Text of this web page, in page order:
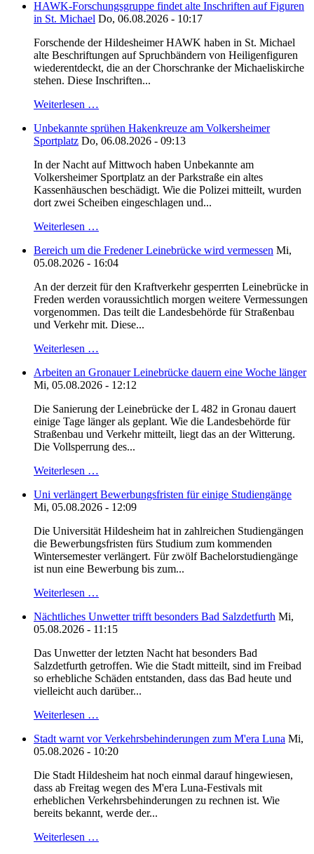
HAWK-Forschungsgruppe findet alte Inschriften auf Figuren
in St. Michael Do, 06.08.2026 - 10:17
Forschende der Hildesheimer HAWK haben in St. Michael
alte Beschriftungen auf Spruchbändern von Heiligenfiguren
wiederentdeckt, die an der Chorschranke der Michaeliskirche
stehen. Diese Inschriften...
Weiterlesen …
Unbekannte sprühen Hakenkreuze am Volkersheimer
Sportplatz Do, 06.08.2026 - 09:13
In der Nacht auf Mittwoch haben Unbekannte am
Volkersheimer Sportplatz an der Parkstraße ein altes
Kassenhäuschen beschädigt. Wie die Polizei mitteilt, wurden
dort zwei Scheiben eingeschlagen und...
Weiterlesen …
Bereich um die Fredener Leinebrücke wird vermessen Mi,
05.08.2026 - 16:04
An der derzeit für den Kraftverkehr gesperrten Leinebrücke in
Freden werden voraussichtlich morgen weitere Vermessungen
vorgenommen. Das teilt die Landesbehörde für Straßenbau
und Verkehr mit. Diese...
Weiterlesen …
Arbeiten an Gronauer Leinebrücke dauern eine Woche länger
Mi, 05.08.2026 - 12:12
Die Sanierung der Leinebrücke der L 482 in Gronau dauert
einige Tage länger als geplant. Wie die Landesbehörde für
Straßenbau und Verkehr mitteilt, liegt das an der Witterung.
Die Vollsperrung des...
Weiterlesen …
Uni verlängert Bewerbungsfristen für einige Studiengänge
Mi, 05.08.2026 - 12:09
Die Universität Hildesheim hat in zahlreichen Studiengängen
die Bewerbungsfristen fürs Studium zum kommenden
Wintersemester verlängert. Für zwölf Bachelorstudiengänge
ist nun eine Bewerbung bis zum...
Weiterlesen …
Nächtliches Unwetter trifft besonders Bad Salzdetfurth Mi,
05.08.2026 - 11:15
Das Unwetter der letzten Nacht hat besonders Bad
Salzdetfurth getroffen. Wie die Stadt mitteilt, sind im Freibad
so erhebliche Schäden entstanden, dass das Bad heute und
vielleicht auch darüber...
Weiterlesen …
Stadt warnt vor Verkehrsbehinderungen zum M'era Luna Mi,
05.08.2026 - 10:20
Die Stadt Hildesheim hat noch einmal darauf hingewiesen,
dass ab Freitag wegen des M'era Luna-Festivals mit
erheblichen Verkehrsbehinderungen zu rechnen ist. Wie
bereits bekannt, werde der...
Weiterlesen …